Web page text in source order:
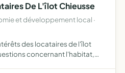
De L'îlot Chieusse
et développement local ·
des locataires de l'îlot
concernant l'habitat,